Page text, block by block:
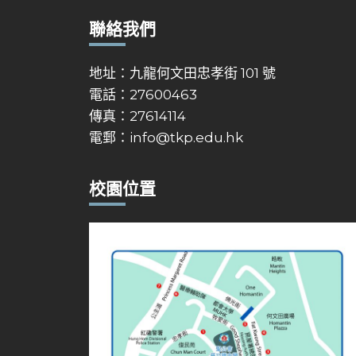
聯絡我們
地址：九龍何文田忠孝街 101 號
電話：27600463
傳真：27614114
電郵： info@tkp.edu.hk
校園位置